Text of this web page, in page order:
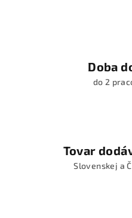
Doba
do 2
Tovar
Slovenskej a